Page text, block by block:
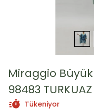
Miraggio
98483 TURKUAZ
Tükeniyor